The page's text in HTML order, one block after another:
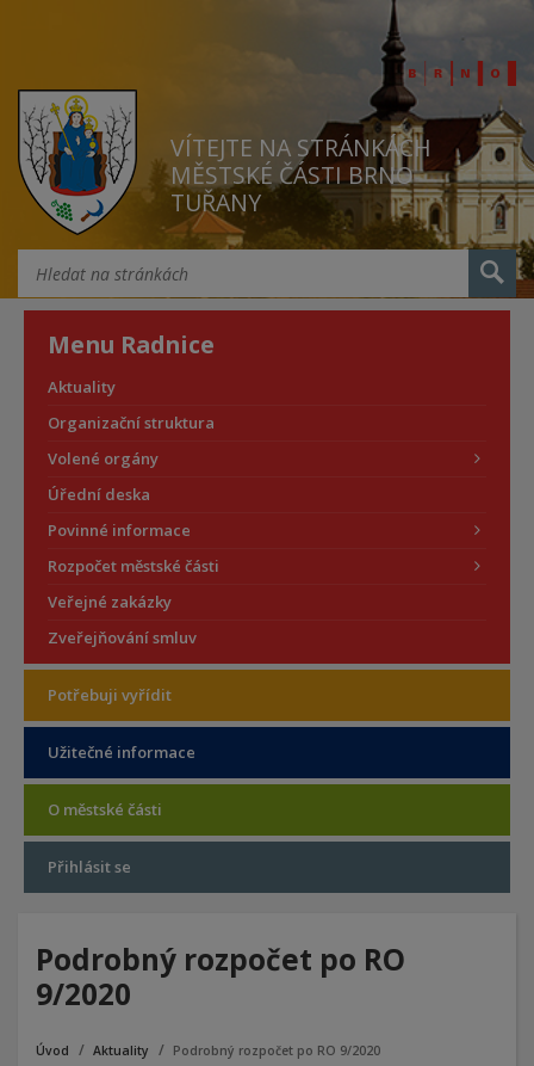
VÍTEJTE NA STRÁNKÁCH
MĚSTSKÉ ČÁSTI BRNO
TUŘANY
Menu Radnice
Aktuality
Organizační struktura
Volené orgány
Úřední deska
Povinné informace
Rozpočet městské části
Veřejné zakázky
Zveřejňování smluv
Potřebuji vyřídit
Užitečné informace
O městské části
Přihlásit se
Podrobný rozpočet po RO
9/2020
Úvod Aktuality Podrobný rozpočet po RO 9/2020